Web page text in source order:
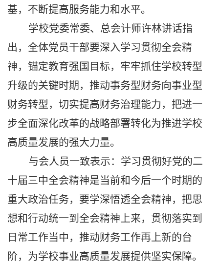
基，不断提高服务能力和水平。
学校党委常委、总会计师许林讲话指
出，全体党员干部要深入学习贯彻全会精
神，锚定教育强国目标，牢牢抓住学校转型
升级的关键时期，推动事务型财务向事业型
财务转型，切实提高财务治理能力，把进一
步全面深化改革的战略部署转化为推进学校
高质量发展的强大力量。
与会人员一致表示：学习贯彻好党的二
十届三中全会精神是当前和今后一个时期的
重大政治任务，要学深悟透全会精神，把思
想和行动统一到全会精神上来，贯彻落实到
日常工作当中，推动财务工作再上新的台
阶，为学校事业高质量发展提供坚实保障。